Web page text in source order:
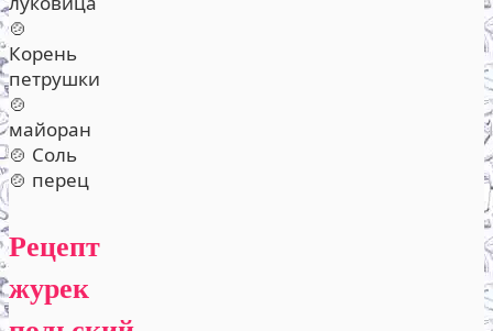
🍲
Корень
петрушки
🍲
майоран
🍲 Соль
🍲 перец
Рецепт
журек